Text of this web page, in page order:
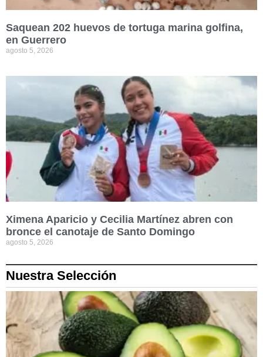
Saquean 202 huevos de tortuga marina golfina,
en Guerrero
agosto 5, 2026
Ximena Aparicio y Cecilia Martínez abren con
bronce el canotaje de Santo Domingo
agosto 5, 2026
Nuestra Selección